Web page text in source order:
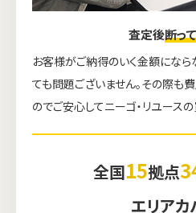
査定後断っ
お客様がご納得のいく金額にな
ても問題ございません。その際も
のでご安心してニーゴ・リユース
全国15拠点
エリアカ